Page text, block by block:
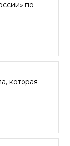
по
которая